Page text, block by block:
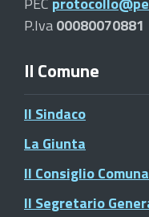
P.Iva00080070881
Il Comune
Il Sindaco
La Giunta
Il Consiglio
Il Segretario